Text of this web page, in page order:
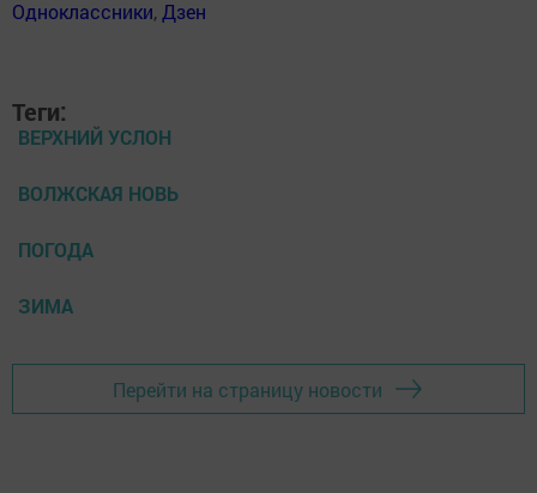
Одноклассники, Дзен
Теги:
ВЕРХНИЙ УСЛОН
ВОЛЖСКАЯ НОВЬ
ПОГОДА
ЗИМА
Перейти на страницу новости